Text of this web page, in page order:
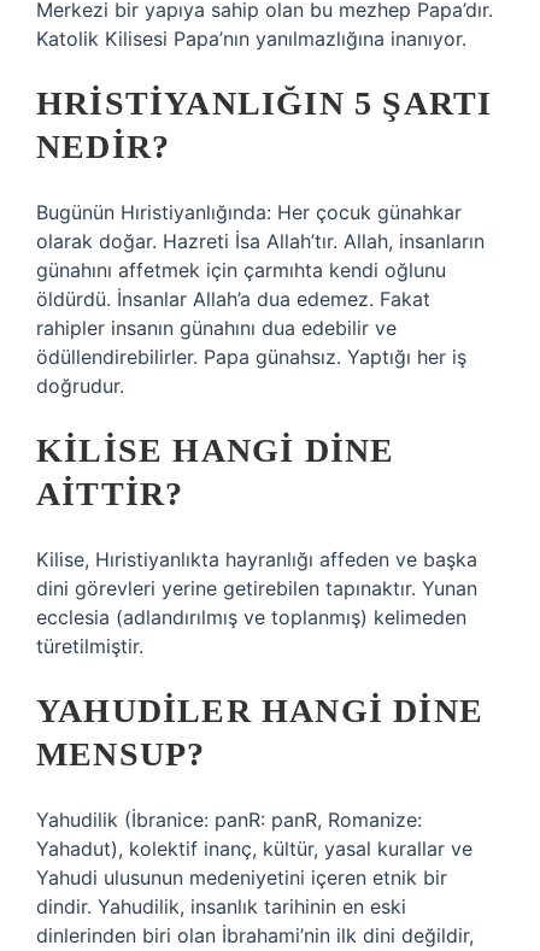
Merkezi bir yapıya sahip olan bu mezhep Papa’dır.
Katolik Kilisesi Papa’nın yanılmazlığına inanıyor.
HRISTIYANLIĞIN 5 ŞARTI
NEDIR?
Bugünün Hıristiyanlığında: Her çocuk günahkar
olarak doğar. Hazreti İsa Allah’tır. Allah, insanların
günahını affetmek için çarmıhta kendi oğlunu
öldürdü. İnsanlar Allah’a dua edemez. Fakat
rahipler insanın günahını dua edebilir ve
ödüllendirebilirler. Papa günahsız. Yaptığı her iş
doğrudur.
KILISE HANGI DINE
AITTIR?
Kilise, Hıristiyanlıkta hayranlığı affeden ve başka
dini görevleri yerine getirebilen tapınaktır. Yunan
ecclesia (adlandırılmış ve toplanmış) kelimeden
türetilmiştir.
YAHUDILER HANGI DINE
MENSUP?
Yahudilik (İbranice: panR: panR, Romanize:
Yahadut), kolektif inanç, kültür, yasal kurallar ve
Yahudi ulusunun medeniyetini içeren etnik bir
dindir. Yahudilik, insanlık tarihinin en eski
dinlerinden biri olan İbrahami’nin ilk dini değildir,